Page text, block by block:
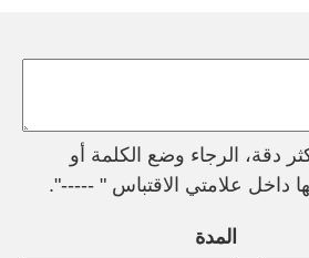
دقة، الرجاء وضع الكلمة أو
داخل علامتي الاقتباس " -----".
المدة